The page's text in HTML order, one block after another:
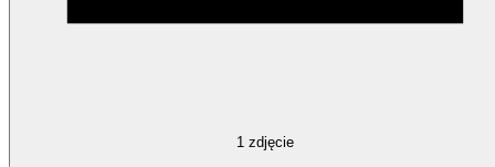
1 zdjęcie